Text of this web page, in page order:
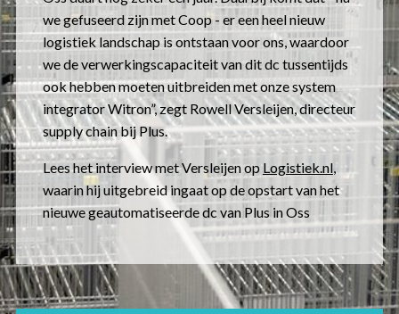
we gefuseerd zijn met Coop - er een heel nieuw
logistiek landschap is ontstaan voor ons, waardoor
we de verwerkingscapaciteit van dit dc tussentijds
ook hebben moeten uitbreiden met onze system
integrator Witron”, zegt Rowell Versleijen, directeur
supply chain bij Plus.
Lees het interview met Versleijen opLogistiek.nl,
waarin hij uitgebreid ingaat op de opstart van het
nieuwe geautomatiseerde dc van Plus in Oss